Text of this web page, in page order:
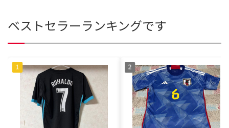
ベストセラーランキングです